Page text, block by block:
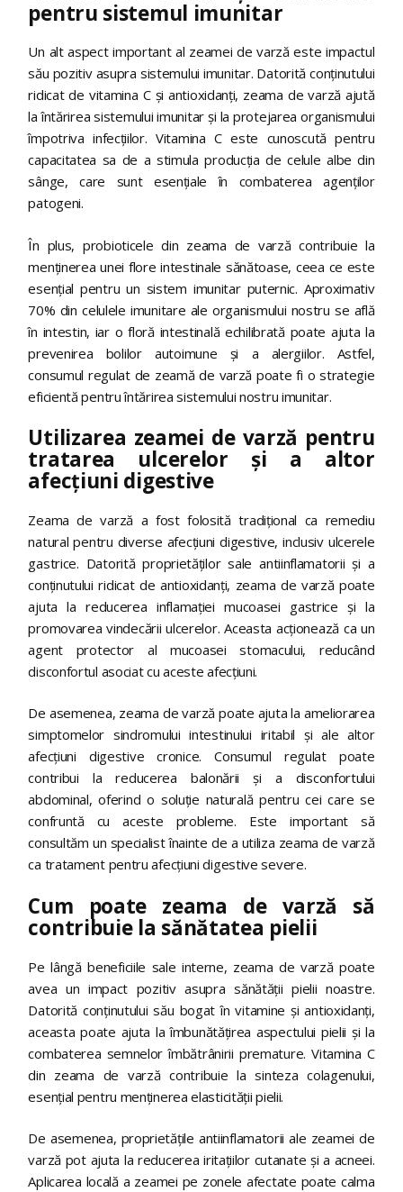
pentru sistemul imunitar
Un alt aspect important al zeamei de varză este impactul
său pozitiv asupra sistemului imunitar. Datorită conținutului
ridicat de vitamina C și antioxidanți, zeama de varză ajută
la întărirea sistemului imunitar și la protejarea organismului
împotriva infecțiilor. Vitamina C este cunoscută pentru
capacitatea sa de a stimula producția de celule albe din
sânge, care sunt esențiale în combaterea agenților
patogeni.
În plus, probioticele din zeama de varză contribuie la
menținerea unei flore intestinale sănătoase, ceea ce este
esențial pentru un sistem imunitar puternic. Aproximativ
70% din celulele imunitare ale organismului nostru se află
în intestin, iar o floră intestinală echilibrată poate ajuta la
prevenirea bolilor autoimune și a alergiilor. Astfel,
consumul regulat de zeamă de varză poate fi o strategie
eficientă pentru întărirea sistemului nostru imunitar.
Utilizarea zeamei de varză pentru
tratarea ulcerelor și a altor
afecțiuni digestive
Zeama de varză a fost folosită tradițional ca remediu
natural pentru diverse afecțiuni digestive, inclusiv ulcerele
gastrice. Datorită proprietăților sale antiinflamatorii și a
conținutului ridicat de antioxidanți, zeama de varză poate
ajuta la reducerea inflamației mucoasei gastrice și la
promovarea vindecării ulcerelor. Aceasta acționează ca un
agent protector al mucoasei stomacului, reducând
disconfortul asociat cu aceste afecțiuni.
De asemenea, zeama de varză poate ajuta la ameliorarea
simptomelor sindromului intestinului iritabil și ale altor
afecțiuni digestive cronice. Consumul regulat poate
contribui la reducerea balonării și a disconfortului
abdominal, oferind o soluție naturală pentru cei care se
confruntă cu aceste probleme. Este important să
consultăm un specialist înainte de a utiliza zeama de varză
ca tratament pentru afecțiuni digestive severe.
Cum poate zeama de varză să
contribuie la sănătatea pielii
Pe lângă beneficiile sale interne, zeama de varză poate
avea un impact pozitiv asupra sănătății pielii noastre.
Datorită conținutului său bogat în vitamine și antioxidanți,
aceasta poate ajuta la îmbunătățirea aspectului pielii și la
combaterea semnelor îmbătrânirii premature. Vitamina C
din zeama de varză contribuie la sinteza colagenului,
esențial pentru menținerea elasticității pielii.
De asemenea, proprietățile antiinflamatorii ale zeamei de
varză pot ajuta la reducerea iritațiilor cutanate și a acneei.
Aplicarea locală a zeamei pe zonele afectate poate calma